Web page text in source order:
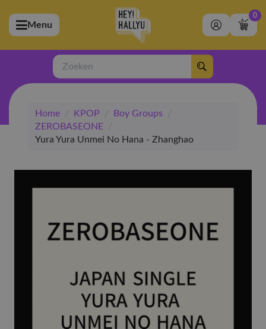
(Artiesten)
(Merchandise)
(Exclusive)
(Winkel)
Menu
0
Zoeken
Home / KPOP / Boy Groups
/
ZEROBASEONE
/
Yura Yura Unmei No Hana - Zhanghao